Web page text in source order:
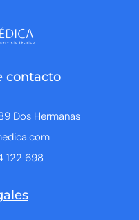
contacto
Dos Hermanas
122 698